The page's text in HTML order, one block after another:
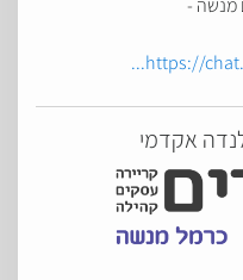
מנשה -
https://
אקדמי